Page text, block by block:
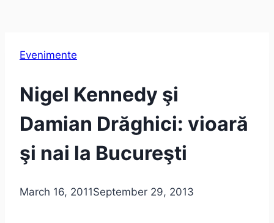
Evenimente
Nigel Kennedy şi
Damian Drăghici: vioară
şi nai la Bucureşti
March 16, 2011September 29, 2013